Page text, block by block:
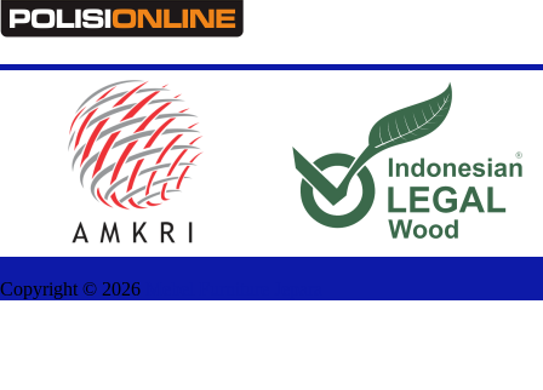
Copyright © 2026